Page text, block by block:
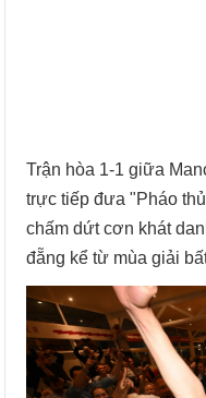
Trận hòa 1-1 giữa
trực tiếp đưa "Pháo
chấm dứt cơn khát
đẵng kể từ mùa giải